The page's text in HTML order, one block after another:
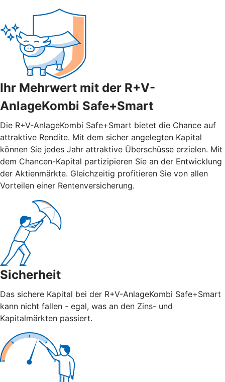
Ihr Mehrwert mit der R+V-
AnlageKombi Safe+Smart
Die R+V-AnlageKombi Safe+Smart bietet die Chance auf
attraktive Rendite. Mit dem sicher angelegten Kapital
können Sie jedes Jahr attraktive Überschüsse erzielen. Mit
dem Chancen-Kapital partizipieren Sie an der Entwicklung
der Aktienmärkte. Gleichzeitig profitieren Sie von allen
Vorteilen einer Rentenversicherung.
Sicherheit
Das sichere Kapital bei der R+V-AnlageKombi Safe+Smart
kann nicht fallen - egal, was an den Zins- und
Kapitalmärkten passiert.